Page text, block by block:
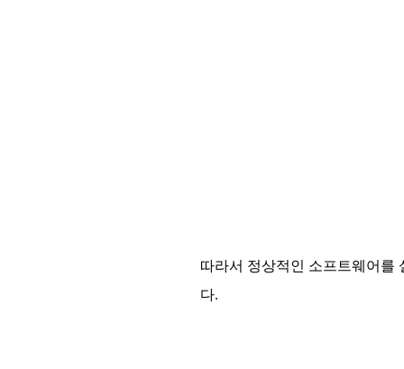
따라서 정상적인 소프트웨어를
다.